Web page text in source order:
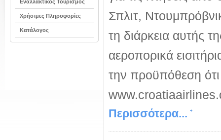
Εναλλακτικός Τουρισμός
Χρήσιμες Πληροφορίες
Κατάλογος
Σπλιτ,
τη διάρκεια αυτής
αεροπορικά
την προϋπόθεση ότι
Περισσότερα...